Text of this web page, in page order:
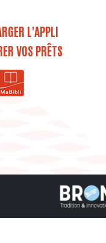
L'APPLI
VOS PRÊTS